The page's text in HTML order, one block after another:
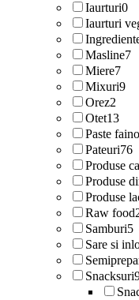
Iaurturi0
Iaurturi
Masline7
Miere7
Mixuri9
Orez2
Otet13
Paste
Pateuri76
Produse
Produse
Produse
Raw food
Samburi5
Sare si
Snacksuri